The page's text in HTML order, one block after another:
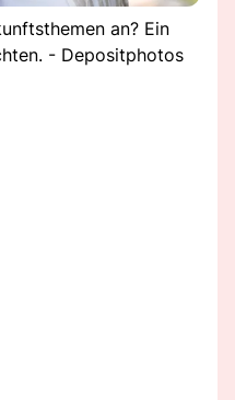
an? Ein
- Depositphotos